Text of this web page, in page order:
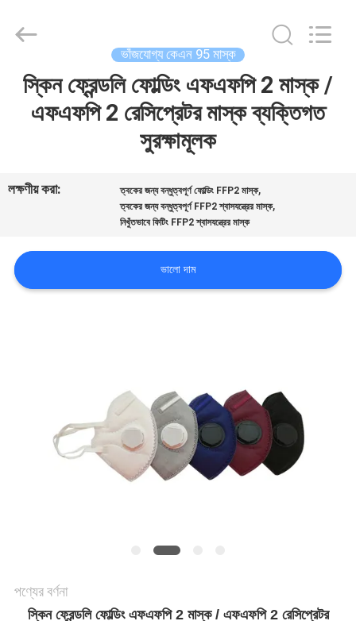
বাড়ি
আমাদের
কারখানা
ভ্রমণ
যোগাযোগ
জন্য
আবেদন
PRODUCTS
CO.,LTD(WUHAN
Reserved.
ভাঁজযোগ্য কেএন 95 মাস্ক
স্কিন ফ্রেন্ডলি ফোল্ডিং এফএফপি 2 মাস্ক /
এফএফপি 2 রেসিপ্রেটর মাস্ক ব্যক্তিগত
সুরক্ষামূলক
লক্ষণীয় করা: ত্বকের জন্য বন্ধুত্বপূর্ণ ফোল্ডিং FFP2 মাস্ক,
ত্বকের জন্য বন্ধুত্বপূর্ণ FFP2 শ্বাসযন্ত্রের মাস্ক,
নিখুঁতভাবে ফিটিং FFP2 শ্বাসযন্ত্রের মাস্ক
ভালো দাম
পণ্যের বর্ণনা
স্কিন ফ্রেন্ডলি ফোল্ডিং এফএফপি 2 মাস্ক / এফএফপি 2 রেসিপ্রেটর